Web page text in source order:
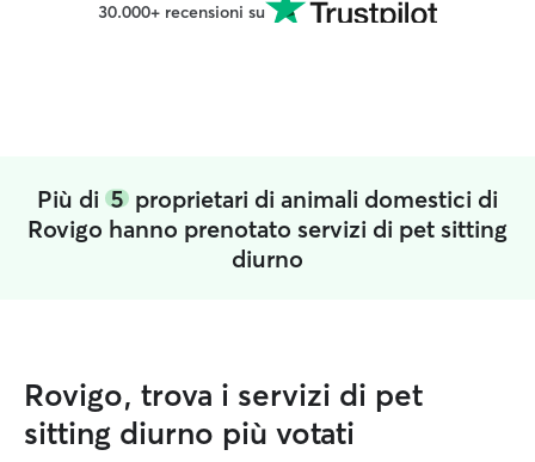
30.000+ recensioni su
Più di 5 proprietari di animali domestici di
Rovigo hanno prenotato servizi di pet sitting
diurno
Rovigo, trova i servizi di pet
sitting diurno più votati